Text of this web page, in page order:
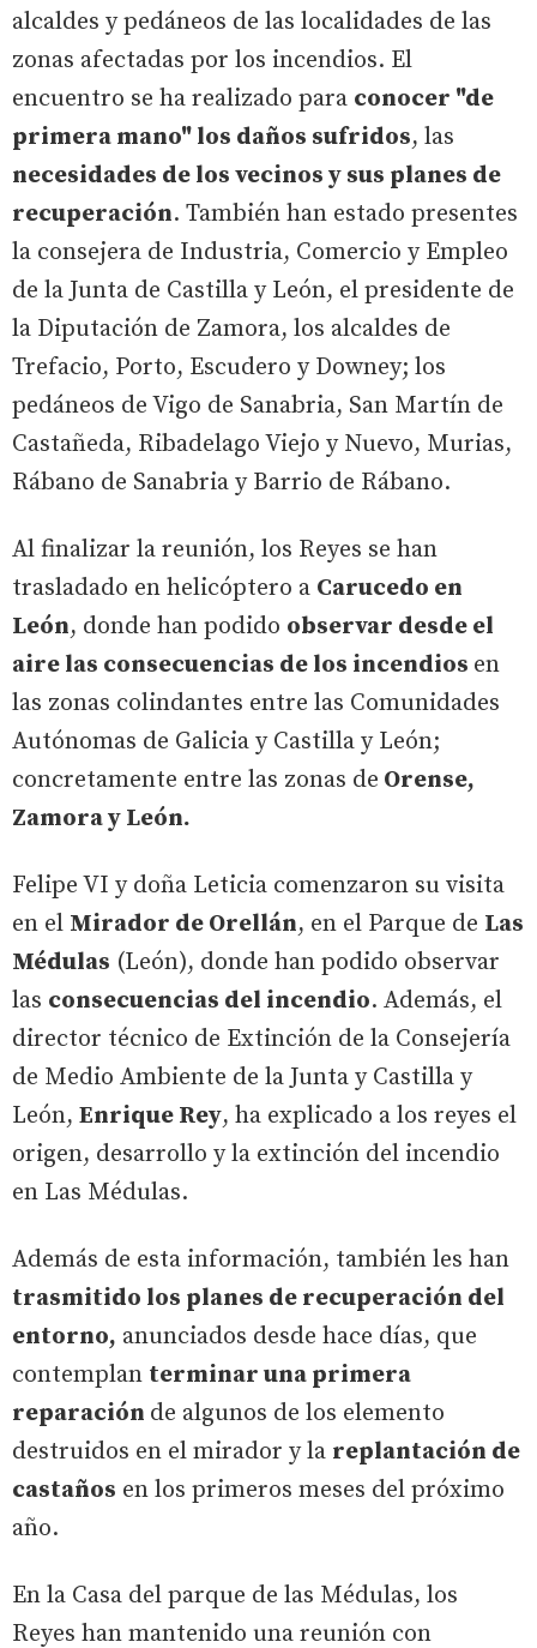
alcaldes y pedáneos de las localidades de las
zonas afectadas por los incendios. El
encuentro se ha realizado para conocer "de
primera mano" los daños sufridos, las
necesidades de los vecinos y sus planes de
recuperación. También han estado presentes
la consejera de Industria, Comercio y Empleo
de la Junta de Castilla y León, el presidente de
la Diputación de Zamora, los alcaldes de
Trefacio, Porto, Escudero y Downey; los
pedáneos de Vigo de Sanabria, San Martín de
Castañeda, Ribadelago Viejo y Nuevo, Murias,
Rábano de Sanabria y Barrio de Rábano.
Al finalizar la reunión, los Reyes se han
trasladado en helicóptero a Carucedo en
León, donde han podido observar desde el
aire las consecuencias de los incendios en
las zonas colindantes entre las Comunidades
Autónomas de Galicia y Castilla y León;
concretamente entre las zonas de Orense,
Zamora y León.
Felipe VI y doña Leticia comenzaron su visita
en el Mirador de Orellán, en el Parque de Las
Médulas (León), donde han podido observar
las consecuencias del incendio. Además, el
director técnico de Extinción de la Consejería
de Medio Ambiente de la Junta y Castilla y
León, Enrique Rey, ha explicado a los reyes el
origen, desarrollo y la extinción del incendio
en Las Médulas.
Además de esta información, también les han
trasmitido los planes de recuperación del
entorno, anunciados desde hace días, que
contemplan terminar una primera
reparación de algunos de los elemento
destruidos en el mirador y la replantación de
castaños en los primeros meses del próximo
año.
En la Casa del parque de las Médulas, los
Reyes han mantenido una reunión con